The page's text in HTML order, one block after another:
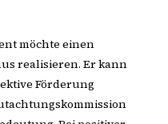
möchte einen
realisieren. Er kann
Förderung